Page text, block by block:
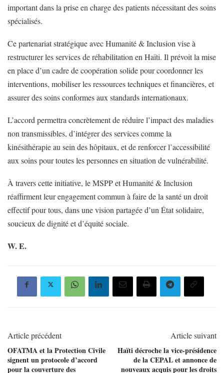
important dans la prise en charge des patients nécessitant des soins
spécialisés.
Ce partenariat stratégique avec Humanité & Inclusion vise à
restructurer les services de réhabilitation en Haïti. Il prévoit la mise
en place d’un cadre de coopération solide pour coordonner les
interventions, mobiliser les ressources techniques et financières, et
assurer des soins conformes aux standards internationaux.
L’accord permettra concrètement de réduire l’impact des maladies
non transmissibles, d’intégrer des services comme la
kinésithérapie au sein des hôpitaux, et de renforcer l’accessibilité
aux soins pour toutes les personnes en situation de vulnérabilité.
À travers cette initiative, le MSPP et Humanité & Inclusion
réaffirment leur engagement commun à faire de la santé un droit
effectif pour tous, dans une vision partagée d’un État solidaire,
soucieux de dignité et d’équité sociale.
W. E.
Article précédent
OFATMA et la Protection Civile
signent un protocole d’accord
pour la couverture des
Article suivant
Haïti décroche la vice-présidence
de la CEPAL et annonce de
nouveaux acquis pour les droits